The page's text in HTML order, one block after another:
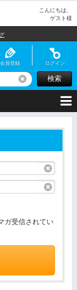
こんにちは、
ゲスト様
会員登録 ログイン
リセット検索
ガ受信されてい